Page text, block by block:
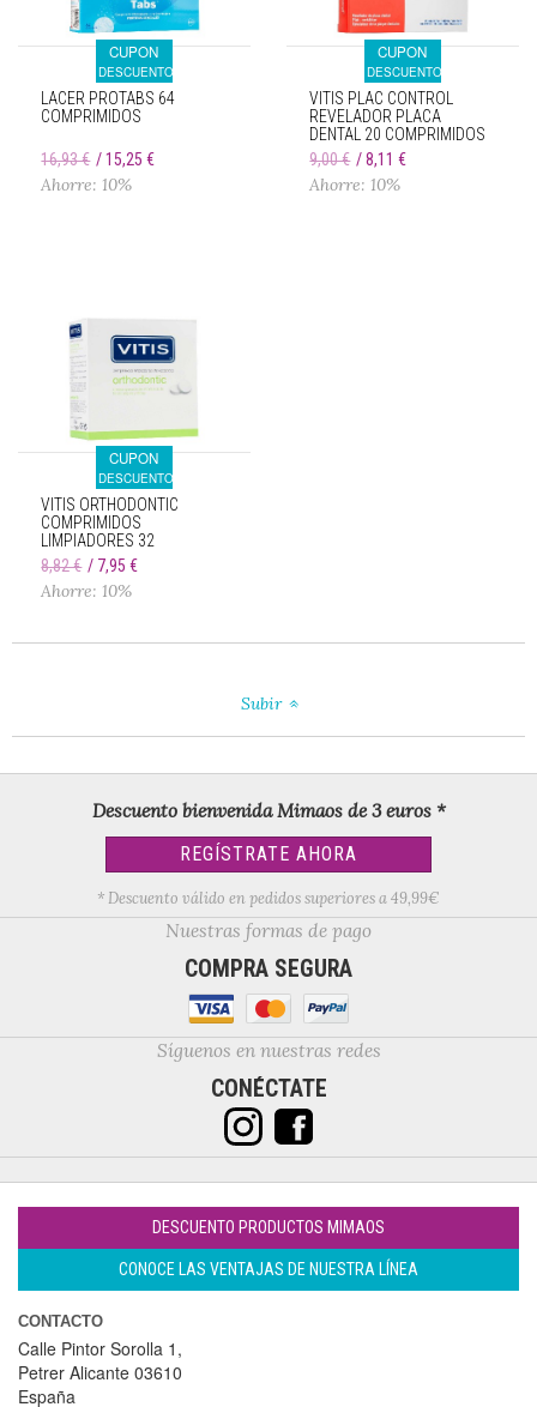
CUPON
DESCUENTO
LACER PROTABS 64
COMPRIMIDOS
16,93 € 15,25 €
Ahorre: 10%
CUPON
DESCUENTO
VITIS PLAC CONTROL
REVELADOR PLACA
DENTAL 20 COMPRIMIDOS
9,00 €
8,11 €
Ahorre: 10%
CUPON
DESCUENTO
VITIS ORTHODONTIC
COMPRIMIDOS
LIMPIADORES 32
UNIDADES
8,82 € 7,95 €
Ahorre: 10%
Subir
Descuento bienvenida Mimaos de 3 euros *
REGÍSTRATE AHORA
* Descuento válido en pedidos superiores a 49,99€
Nuestras formas de pago
COMPRA SEGURA
Síguenos en nuestras redes
CONÉCTATE
DESCUENTO PRODUCTOS MIMAOS
CONOCE LAS VENTAJAS DE NUESTRA LÍNEA
CONTACTO
Calle Pintor Sorolla 1,
Petrer Alicante 03610
España